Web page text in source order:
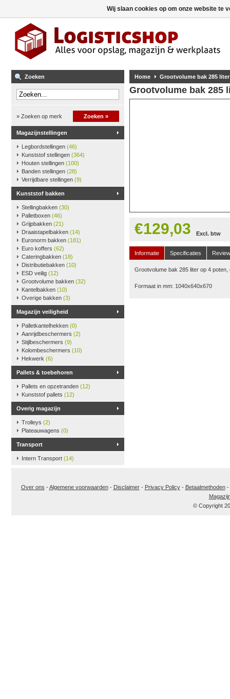
Zoeken
» Zoeken op merk Zoeken »
Magazijnstellingen
Legbordstellingen (46)
Kunststof stellingen (364)
Houten stellingen (100)
Banden stellingen (28)
Verrijdbare stellingen (9)
Kunststof bakken
Stellingbakken (30)
Palletboxen (46)
Grijpbakken (21)
Draaistapelbakken (14)
Euronorm bakken (181)
Euro koffers (62)
Cateringbakken (18)
Distributiebakken (10)
ESD veilig (12)
Grootvolume bakken (32)
Kantelbakken (10)
Overige bakken (3)
Magazijn veiligheid
Palletkantelhekken (0)
Aanrijdbeschermers (2)
Stijlbeschermers (9)
Kolombeschermers (10)
Hekwerk (6)
Pallets & toebehoren
Pallets en opzetranden (12)
Kunststof pallets (12)
Overig magazijn
Trolleys (2)
Plateauwagens (0)
Transport
Intern Transport (14)
Home Grootvolume bak 285
Grootvolume bak 285
€129,03 Excl. btw
Informatie Specificaties
Grootvolume bak 285 liter op 4 poten,
Formaat in mm: 1040x640x670
Over ons -Algemene voorwaarden- Disclaimer- Privacy Policy- Betaalmethoden-
© Copyright
Wij slaan cookies op om onze website te